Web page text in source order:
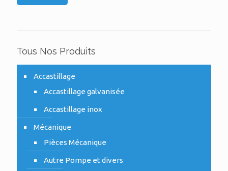
Tous Nos Produits
Accastillage
Accastillage galvanisée
Accastillage inox
Mécanique
Pièces Mécanique
Autre Pompe et divers